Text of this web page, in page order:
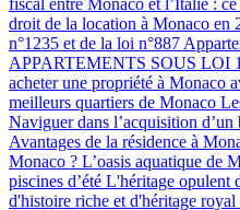
droit de la location à Monaco en
n°1235 et de la loi n°887
APPARTEMENTS SOUS LOI
acheter une propriété à Monaco
meilleurs quartiers de Monaco
Naviguer dans l’acquisition
Avantages de la résidence à
Monaco ? L’oasis aquatique de
piscines d’été L'héritage opulent
d'histoire riche et d'héritage royal